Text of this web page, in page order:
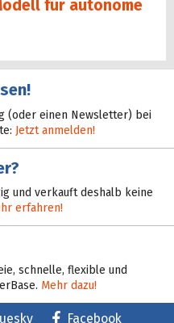
für autonome
(oder einen Newsletter) bei
Jetzt anmelden!
und verkauft deshalb keine
erfahren!
schnelle, flexible und
Mehr dazu!
Facebook